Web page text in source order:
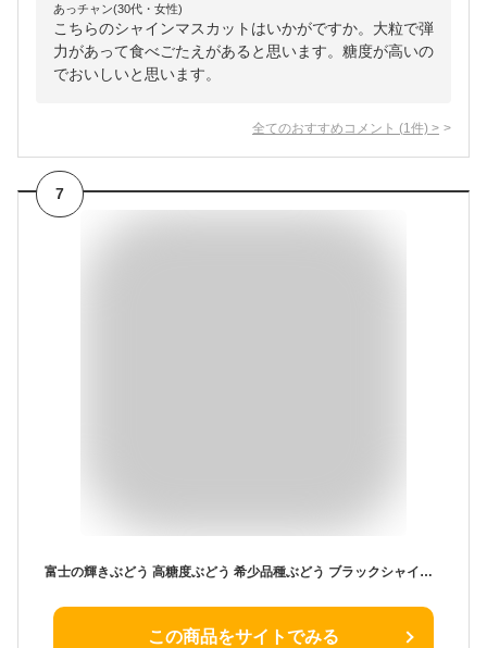
あっチャン(30代・女性)
こちらのシャインマスカットはいかがですか。大粒で弾
力があって食べごたえがあると思います。糖度が高いの
でおいしいと思います。
全てのおすすめコメント (1 件) >
7
富士の輝きぶどう 高糖度ぶどう 希少品種ぶどう ブラックシャインマスカット 山梨県産 [ 富士の輝き1房 ]
この商品をサイトでみる